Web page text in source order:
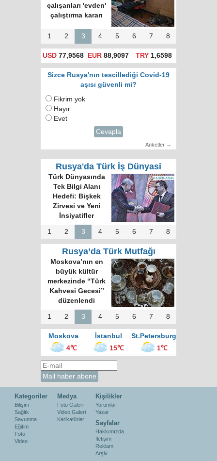
çalışanları 'evden'
çalıştırma kararı
1 2 3 4 5 6 7 8
USD 77,9568 EUR 88,9097 TRY1,6598
Sizce Rusya'nın tescillediği Covid-19
aşısı güvenli mi?
Fikrim yok
Hayır
Evet
Cevapla
Anketler →
Rusya'da Türk İş Dünyasi
Türk Dünyasında
Tek Bilgi Alanı
Hedefi: Bişkek
Zirvesi ve Yeni
İnsiyatifler
1 2 3 4 5 6 7 8
Rusya’da Türk Mutfağı
Moskova’nın en
büyük kültür
merkezinde “Türk
Kahvesi Gecesi”
düzenlendi
1 2 3 4 5 6 7 8
Moskova İstanbul
St.Petersburg
4℃
15℃ 1℃
Kategoriler
Bilişim
Sağlık
Savunma
Eğitim
Foto
Video
Medya
Foto Galeri
Video Galeri
Karikatürler
Kişilikler
Yorumlar
Yazar
Sayfalar
Hakkımızda
İletişim
Reklam
Arşiv